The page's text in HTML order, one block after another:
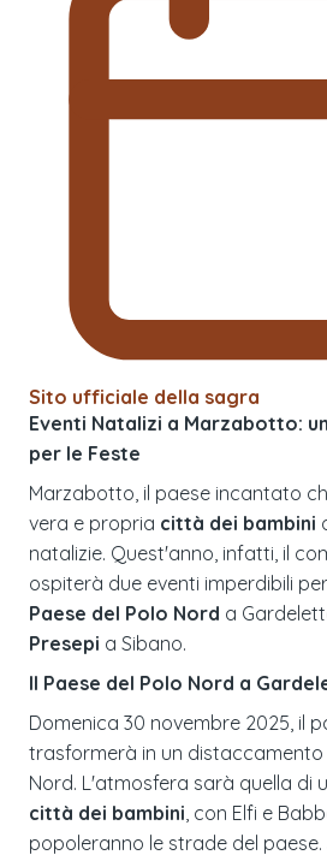
Sito ufficiale della sagra
Eventi Natalizi a Marzabotto:
per le Feste
Marzabotto, il paese incantato
vera e propria città dei bambini
natalizie. Quest'anno, infatti, il
ospiterà due eventi imperdibili
Paese del Polo Nord a
Presepi a Sibano.
Il Paese del Polo Nord a
Domenica 30 novembre 2025, il
trasformerà in un
Nord. L'atmosfera sarà quella di
città dei bambini , con Elfi e
popoleranno le strade del